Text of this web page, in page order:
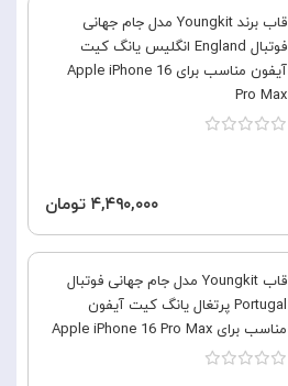
قاب برند Youngkit مدل جام جهانی
فوتبال England انگلیس یانگ کیت
آیفون مناسب برای Apple iPhone 16
Pro Max
۴,۴۹۰,۰۰۰ تومان
قاب Youngkit مدل جام جهانی فوتبال
Portugal پرتغال یانگ کیت آیفون
مناسب برای Apple iPhone 16 Pro Max